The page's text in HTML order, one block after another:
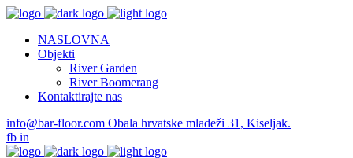
NASLOVNA
Objekti
River Garden
River Boomerang
Kontaktirajte nas
info@bar-floor.com Obala hrvatske mladeži 31, Kiseljak.
fb in